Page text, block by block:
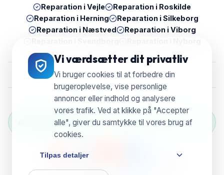
Vi værdsætter dit privatliv
Vi bruger cookies til at forbedre din
brugeroplevelse, vise personlige
annoncer eller indhold og analysere
vores trafik. Ved at klikke på "Accepter
alle", giver du samtykke til vores brug af
cookies.
Tilpas detaljer
Reparation iVejle Reparation i Roskilde
Reparation i Herning Reparation i Silkeborg
Reparation i Næstved Reparation i Viborg
Grøn Reparation Selection — Vi genbruger &
reducerer e-waste